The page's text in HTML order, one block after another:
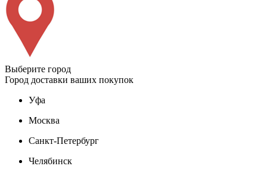
Выберите город
Город доставки ваших покупок
Уфа
Москва
Санкт-Петербург
Челябинск